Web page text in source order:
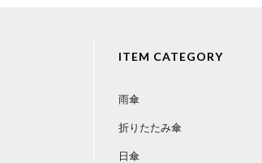
ITEM CATEGORY
雨傘
折りたたみ傘
日傘